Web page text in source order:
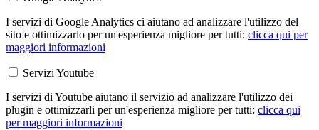
I servizi di Google Analytics ci aiutano ad analizzare l'utilizzo del
sito e ottimizzarlo per un'esperienza migliore per tutti: clicca qui per
maggiori informazioni
Servizi Youtube
I servizi di Youtube aiutano il servizio ad analizzare l'utilizzo dei
plugin e ottimizzarli per un'esperienza migliore per tutti: clicca qui
per maggiori informazioni